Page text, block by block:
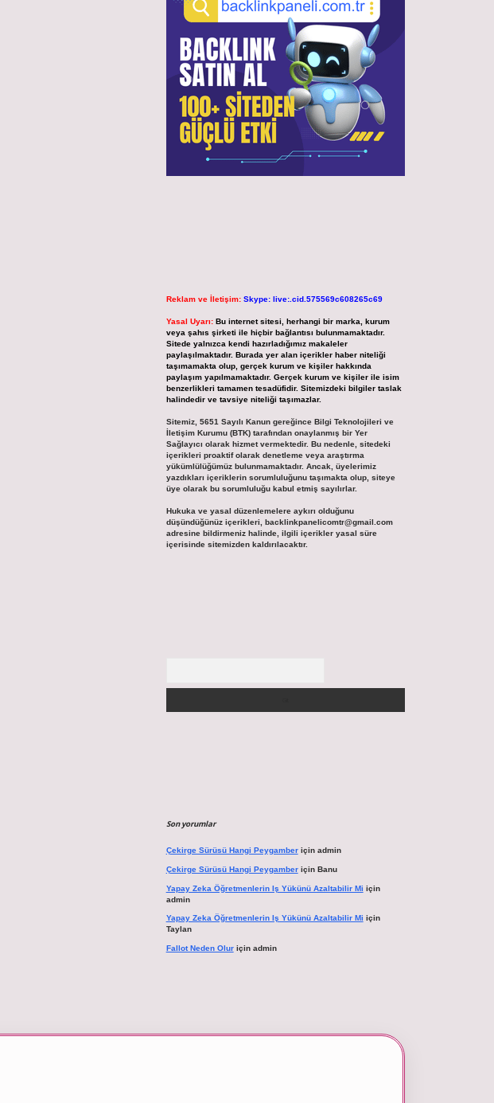
Reklam ve İletişim: Skype: live:.cid.575569c608265c69
Yasal Uyarı: Bu internet sitesi, herhangi bir marka, kurum
veya şahıs şirketi ile hiçbir bağlantısı bulunmamaktadır.
Sitede yalnızca kendi hazırladığımız makaleler
paylaşılmaktadır. Burada yer alan içerikler haber niteliği
taşımamakta olup, gerçek kurum ve kişiler hakkında
paylaşım yapılmamaktadır. Gerçek kurum ve kişiler ile isim
benzerlikleri tamamen tesadüfidir. Sitemizdeki bilgiler taslak
halindedir ve tavsiye niteliği taşımazlar.
Sitemiz, 5651 Sayılı Kanun gereğince Bilgi Teknolojileri ve
İletişim Kurumu (BTK) tarafından onaylanmış bir Yer
Sağlayıcı olarak hizmet vermektedir. Bu nedenle, sitedeki
içerikleri proaktif olarak denetleme veya araştırma
yükümlülüğümüz bulunmamaktadır. Ancak, üyelerimiz
yazdıkları içeriklerin sorumluluğunu taşımakta olup, siteye
üye olarak bu sorumluluğu kabul etmiş sayılırlar.
Hukuka ve yasal düzenlemelere aykırı olduğunu
düşündüğünüz içerikleri, backlinkpanelicomtr@gmail.com
adresine bildirmeniz halinde, ilgili içerikler yasal süre
içerisinde sitemizden kaldırılacaktır.
Son yorumlar
Çekirge Sürüsü Hangi Peygamberiçin admin
Çekirge Sürüsü Hangi Peygamberiçin Banu
Yapay Zeka Öğretmenlerin Iş Yükünü Azaltabilir Mi için
admin
Yapay Zeka Öğretmenlerin Iş Yükünü Azaltabilir Mi için
Taylan
Fallot Neden Oluriçin admin